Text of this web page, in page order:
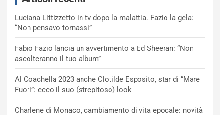
Luciana Littizzetto in tv dopo la malattia. Fazio la gela:
“Non pensavo tornassi”
Fabio Fazio lancia un avvertimento a Ed Sheeran: “Non
ascolteranno il tuo album”
Al Coachella 2023 anche Clotilde Esposito, star di “Mare
Fuori”: ecco il suo (strepitoso) look
Charlene di Monaco, cambiamento di vita epocale: novità